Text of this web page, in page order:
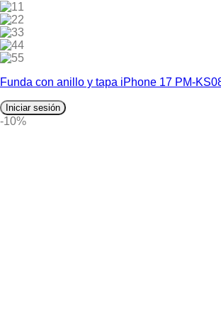
1
2
3
4
5
Funda con anillo y tapa iPhone 17 PM-
Iniciar sesión
-10%